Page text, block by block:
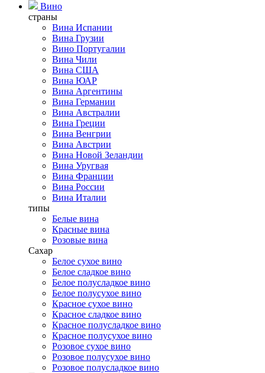
Вино
страны
Вина Испании
Вина Грузии
Вино Португалии
Вина Чили
Вина США
Вина ЮАР
Вина Аргентины
Вина Германии
Вина Австралии
Вина Греции
Вина Венгрии
Вина Австрии
Вина Новой Зеландии
Вина Уругвая
Вина Франции
Вина России
Вина Италии
типы
Белые вина
Красные вина
Розовые вина
Сахар
Белое сухое вино
Белое сладкое вино
Белое полусладкое вино
Белое полусухое вино
Красное сухое вино
Красное сладкое вино
Красное полусладкое вино
Красное полусухое вино
Розовое сухое вино
Розовое полусухое вино
Розовое полусладкое вино